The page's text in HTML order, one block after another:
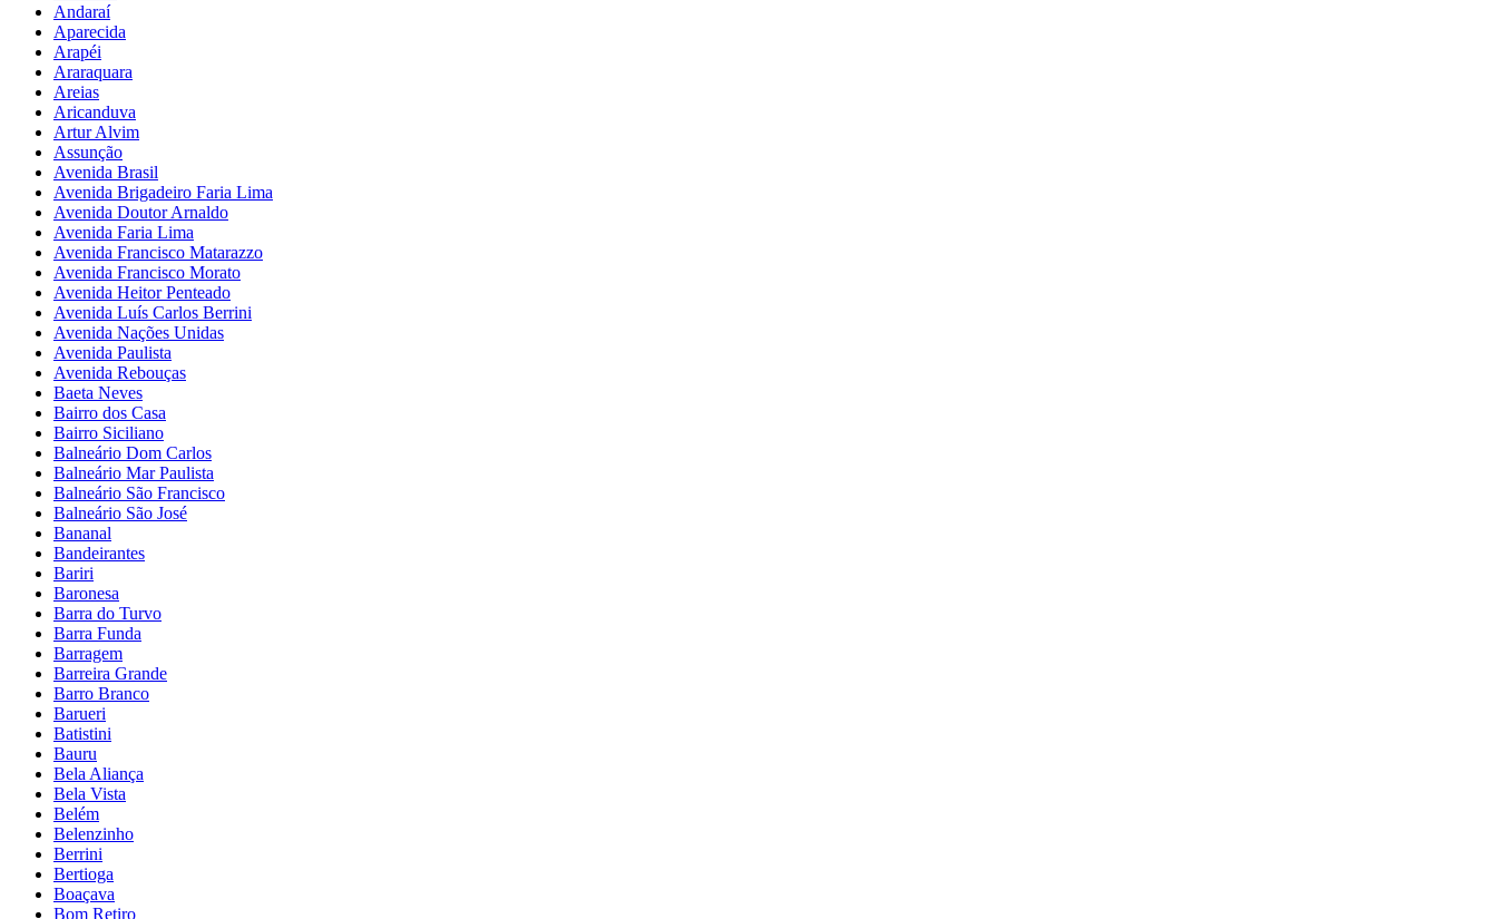
Andaraí
Aparecida
Arapéi
Araraquara
Areias
Aricanduva
Artur Alvim
Assunção
Avenida Brasil
Avenida Brigadeiro Faria Lima
Avenida Doutor Arnaldo
Avenida Faria Lima
Avenida Francisco Matarazzo
Avenida Francisco Morato
Avenida Heitor Penteado
Avenida Luís Carlos Berrini
Avenida Nações Unidas
Avenida Paulista
Avenida Rebouças
Baeta Neves
Bairro dos Casa
Bairro Siciliano
Balneário Dom Carlos
Balneário Mar Paulista
Balneário São Francisco
Balneário São José
Bananal
Bandeirantes
Bariri
Baronesa
Barra do Turvo
Barra Funda
Barragem
Barreira Grande
Barro Branco
Barueri
Batistini
Bauru
Bela Aliança
Bela Vista
Belém
Belenzinho
Berrini
Bertioga
Boaçava
Bom Retiro